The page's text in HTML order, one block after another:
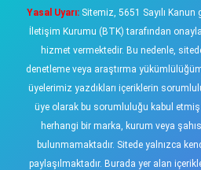
Yasal Uyarı:Sitemiz, 5651 Sayılı Kanun
İletişim Kurumu (BTK) tarafından
hizmet vermektedir. Bu nedenle,
denetleme veya araştırma
üyelerimiz yazdıkları içeriklerin
üye olarak bu sorumluluğu kabul etmiş
herhangi bir marka, kurum veya
bulunmamaktadır. Sitede yalnızca
paylaşılmaktadır. Burada yer alan